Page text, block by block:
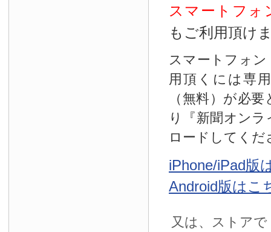
スマートフォ
もご利用頂け
スマートフォ
用頂くには専
（無料）が必
り『新聞オン
ロードしてくだ
iPhone/iPad版
Android版はこ
又は、ストアで